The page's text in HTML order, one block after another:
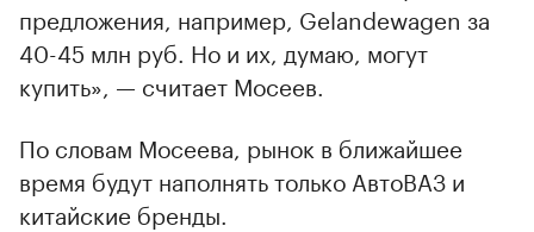
предложения, например, Gelandewagen за
40-45 млн руб. Но и их, думаю, могут
купить», — считает Мосеев.
По словам Мосеева, рынок в ближайшее
время будут наполнять только АвтоВАЗ и
китайские бренды.